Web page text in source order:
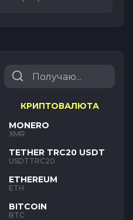
КРИПТОВАЛЮТА
MONERO
XMR
TETHER TRC20 USDT
USDTTRC20
ETHEREUM
ETH
BITCOIN
BTC